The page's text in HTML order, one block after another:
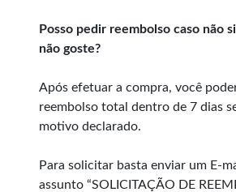
Posso pedir reembolso caso não
não goste?
Após efetuar a compra, você
reembolso total dentro de 7 dias
motivo declarado.
Para solicitar basta enviar um E-
assunto “SOLICITAÇÃO DE